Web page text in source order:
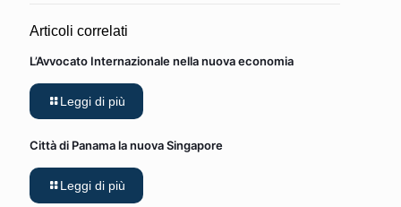
Articoli correlati
L’Avvocato Internazionale nella nuova economia
Leggi di più
Città di Panama la nuova Singapore
Leggi di più